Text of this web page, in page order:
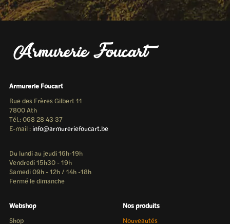
Armurerie Foucart
Rue des Frères Gilbert 11
7800 Ath
Tél.: 068 28 43 37
E-mail : info@armureriefoucart.be
Du lundi au jeudi 16h-19h
Vendredi 15h30 - 19h
Samedi 09h - 12h / 14h -18h
Fermé le dimanche
Webshop
Shop
Nos produits
Nouveautés